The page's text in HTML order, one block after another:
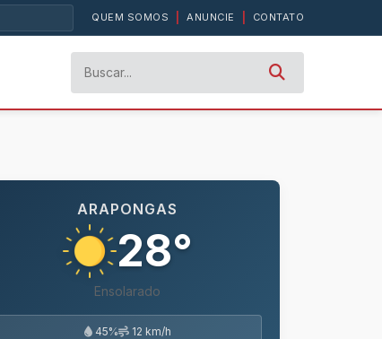
QUEM SOMOS ANUNCIE CONTATO
ARAPONGAS
28°
Ensolarado
45% 12 km/h